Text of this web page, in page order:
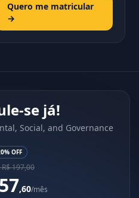
Quero me matricular
→
se já!
Social, and Governance
OFF
197,00
,60/mês